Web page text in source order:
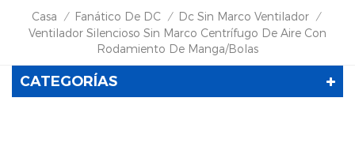
Casa / Fanático De DC / Dc Sin Marco Ventilador /
Ventilador Silencioso Sin Marco Centrífugo De Aire Con
Rodamiento De Manga/bolas
CATEGORÍAS